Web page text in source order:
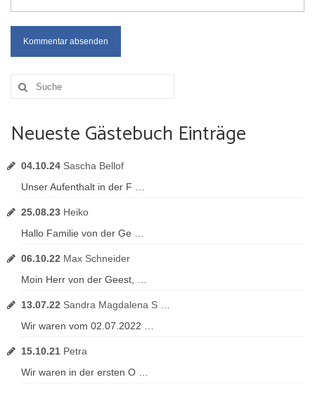
Suche
nach:
Neueste Gästebuch Einträge
04.10.24 Sascha Bellof
Unser Aufenthalt in der F …
25.08.23 Heiko
Hallo Familie von der Ge …
06.10.22 Max Schneider
Moin Herr von der Geest, …
13.07.22 Sandra Magdalena S …
Wir waren vom 02.07.2022 …
15.10.21 Petra
Wir waren in der ersten O …